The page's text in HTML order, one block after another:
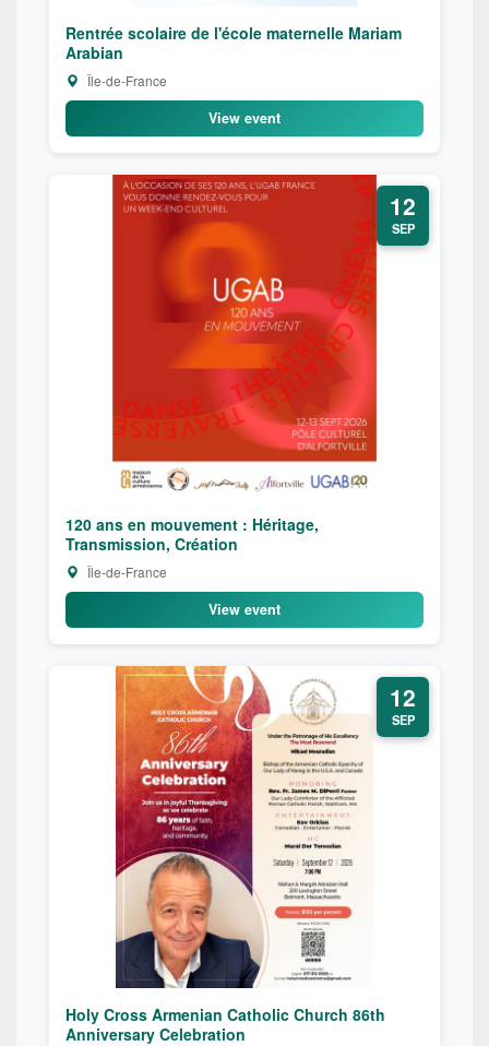
Rentrée scolaire de l'école maternelle Mariam
Arabian
Île-de-France
View event
12
SEP
120 ans en mouvement : Héritage,
Transmission, Création
Île-de-France
View event
12
SEP
Holy Cross Armenian Catholic Church 86th
Anniversary Celebration